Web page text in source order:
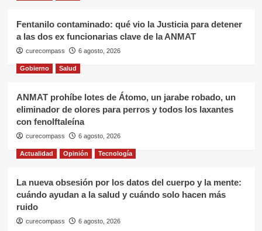
Fentanilo contaminado: qué vio la Justicia para detener
a las dos ex funcionarias clave de la ANMAT
curecompass 6 agosto, 2026
Gobierno Salud
ANMAT prohíbe lotes de Átomo, un jarabe robado, un
eliminador de olores para perros y todos los laxantes
con fenolftaleína
curecompass 6 agosto, 2026
Actualidad Opinión Tecnología
La nueva obsesión por los datos del cuerpo y la mente:
cuándo ayudan a la salud y cuándo solo hacen más
ruido
curecompass 6 agosto, 2026